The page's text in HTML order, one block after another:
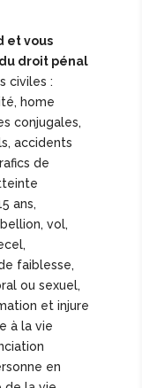
et vous
droit pénal
civiles :
home
conjugales,
accidents
de
ans,
vol,
faiblesse,
ou sexuel,
et injure
à la vie
en